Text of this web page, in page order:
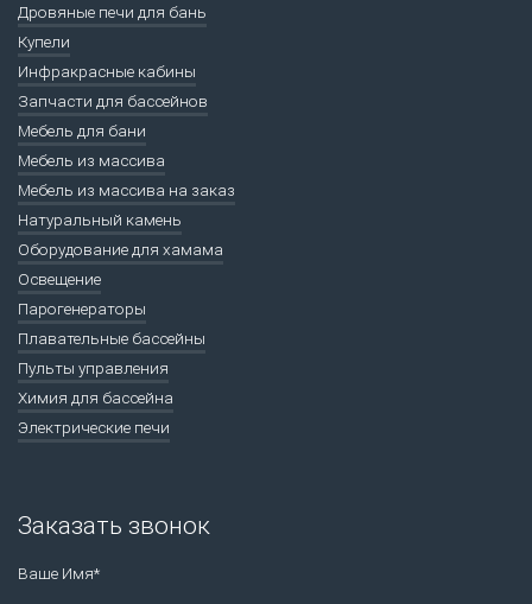
Дровяные печи для бань
Купели
Инфракрасные кабины
Запчасти для бассейнов
Мебель для бани
Мебель из массива
Мебель из массива на заказ
Натуральный камень
Оборудование для хамама
Освещение
Парогенераторы
Плавательные бассейны
Пульты управления
Химия для бассейна
Электрические печи
Заказать звонок
Ваше Имя*